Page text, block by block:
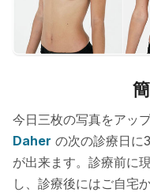
今日三枚の写真をアッ
Daher の次の診療日に
が出来ます。診療前に
し、診療後にはご自宅